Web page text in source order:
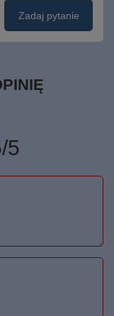
Zadaj pytanie
5